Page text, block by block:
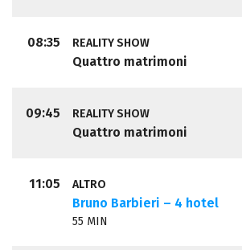
08:35 REALITY SHOW
Quattro matrimoni
09:45 REALITY SHOW
Quattro matrimoni
11:05 ALTRO
Bruno Barbieri – 4 hotel
55 MIN